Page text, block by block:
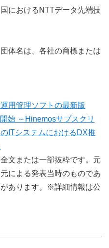
におけるNTTデータ先端技
体名は、各社の商標または
用管理ソフトの最新版
始 ～Hinemosサブスクリ
ITシステムにおけるDX推
文または一部抜粋です。元
による発表当時のものであ
あります。※詳細情報は公